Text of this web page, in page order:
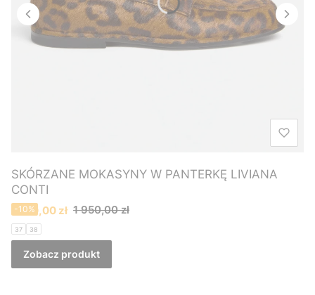
SKÓRZANE MOKASYNY W PANTERKĘ LIVIANA
CONTI
Cena promocyjna
1 760,00 zł 1 950,00 zł
-10%
37 38
Zobacz produkt